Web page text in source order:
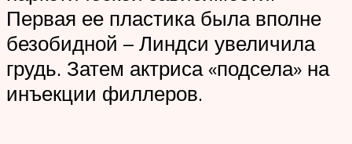
Первая ее пластика была вполне
безобидной – Линдси увеличила
грудь. Затем актриса «подсела» на
инъекции филлеров.